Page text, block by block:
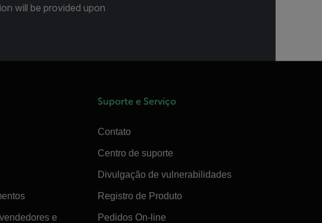
will be provided upon
e
Suporte e Serviço
Contato
Centro de suporte
Divulgação de vulnerabilidades
Registro de Produto
Pedidos On-line